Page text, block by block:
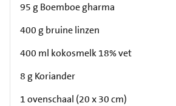
95 g Boemboe gharma
400 g bruine linzen
400 ml kokosmelk 18% vet
8 g Koriander
1 ovenschaal (20 x 30 cm)